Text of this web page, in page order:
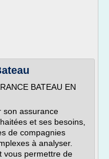
BATEAU EN
son assurance
et ses besoins,
de compagnies
à analyser.
vous permettre de